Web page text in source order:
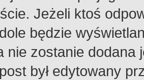
Jeżeli ktoś
będzie
nie zostanie dodana
był edytowany